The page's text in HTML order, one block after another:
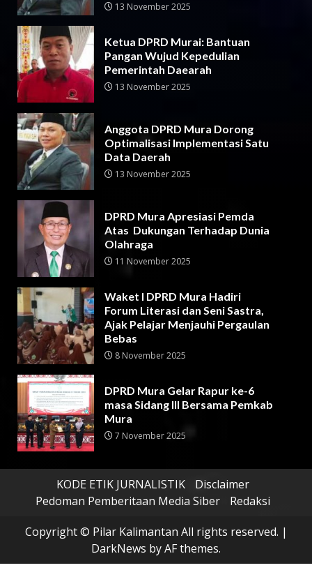
13 November 2025
Ketua DPRD Murai: Bantuan
Pangan Wujud Kepedulian
Pemerintah Daearah
13 November 2025
Anggota DPRD Mura Dorong
Optimalisasi Implementasi Satu
Data Daerah
13 November 2025
DPRD Mura Apresiasi Pemda
Atas Dukungan Terhadap Dunia
Olahraga
11 November 2025
Waket I DPRD Mura Hadiri
Forum Literasi dan Seni Sastra,
Ajak Pelajar Menjauhi Pergaulan
Bebas
8 November 2025
DPRD Mura Gelar Rapur ke-6
masa Sidang III Bersama Pemkab
Mura
7 November 2025
KODE ETIK JURNALISTIK
Disclaimer
Pedoman Pemberitaan Media Siber
Redaksi
Copyright © Pilar Kalimantan All rights reserved. |
DarkNews by AF themes.